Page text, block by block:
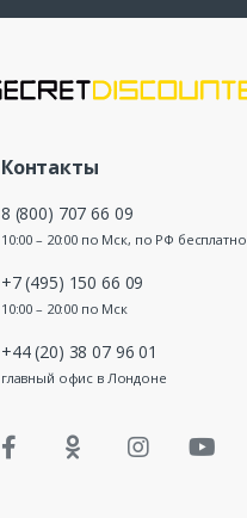
Контакты
8 (800) 707 66 09
10:00 – 20:00 по Мск, по РФ бесплатно
+7 (495) 150 66 09
10:00 – 20:00 по Мск
+44 (20) 38 07 96 01
главный офис в Лондоне